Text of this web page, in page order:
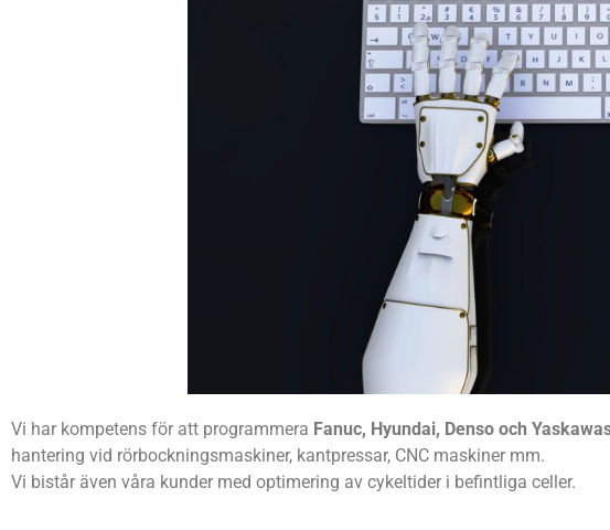
Vi har kompetens för att programmera Fanuc, Hyundai, Denso och
hantering vid rörbockningsmaskiner, kantpressar, CNC maskiner mm.
Vi bistår även våra kunder med optimering av cykeltider i befintliga celler.